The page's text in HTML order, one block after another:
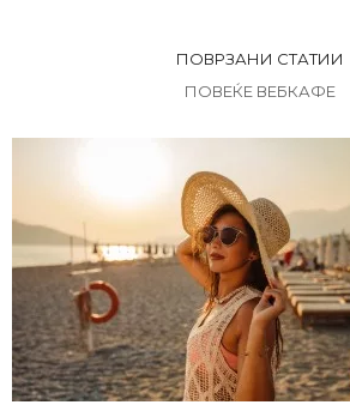
ПОВРЗАНИ СТАТИИ
ПОВЕЌЕ ВЕБКАФЕ